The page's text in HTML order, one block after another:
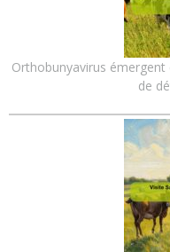
Orthobunyavirus émergent
de